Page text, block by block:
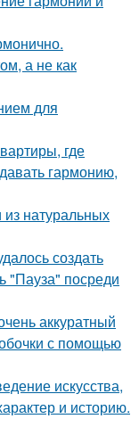
а не как
для
где
гармонию,
натуральных
создать
"Пауза" посреди
аккуратный
с помощью
искусства,
и историю.